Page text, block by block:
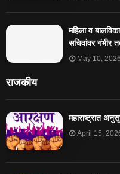
महिला व
सचिवांवर गंभीर
May 10, 2026
राजकीय
महाराष्ट्रात
April 15,